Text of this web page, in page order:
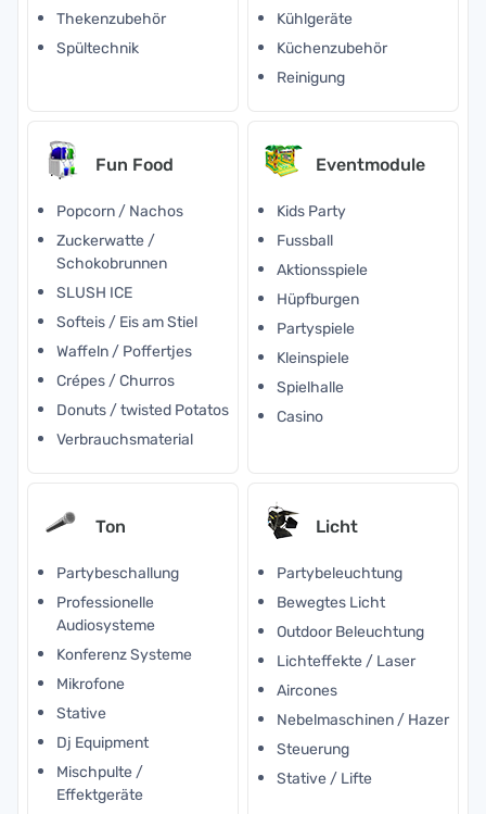
Thekenzubehör
Spültechnik
Kühlgeräte
Küchenzubehör
Reinigung
Fun Food
Popcorn / Nachos
Zuckerwatte /
Schokobrunnen
SLUSH ICE
Softeis / Eis am Stiel
Waffeln / Poffertjes
Crépes / Churros
Donuts / twisted Potatos
Verbrauchsmaterial
Eventmodule
Kids Party
Fussball
Aktionsspiele
Hüpfburgen
Partyspiele
Kleinspiele
Spielhalle
Casino
Ton
Partybeschallung
Professionelle
Audiosysteme
Konferenz Systeme
Mikrofone
Stative
Dj Equipment
Mischpulte /
Effektgeräte
Licht
Partybeleuchtung
Bewegtes Licht
Outdoor Beleuchtung
Lichteffekte / Laser
Aircones
Nebelmaschinen / Hazer
Steuerung
Stative / Lifte